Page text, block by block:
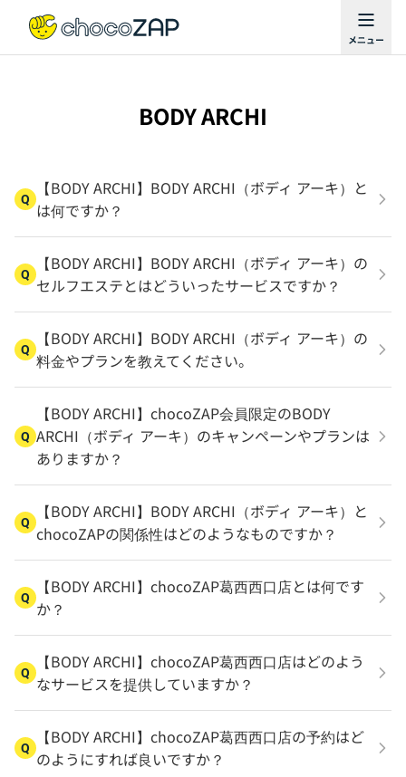
BODY ARCHI
Q
【BODY ARCHI】BODY ARCHI（ボディ アーキ）と
は何ですか？
Q
【BODY ARCHI】BODY ARCHI（ボディ アーキ）の
セルフエステとはどういったサービスですか？
Q
【BODY ARCHI】BODY ARCHI（ボディ アーキ）の
料金やプランを教えてください。
Q
【BODY ARCHI】chocoZAP会員限定のBODY
ARCHI（ボディ アーキ）のキャンペーンやプランは
ありますか？
Q
【BODY ARCHI】BODY ARCHI（ボディ アーキ）と
chocoZAPの関係性はどのようなものですか？
Q
【BODY ARCHI】chocoZAP葛西西口店とは何です
か？
Q
【BODY ARCHI】chocoZAP葛西西口店はどのよう
なサービスを提供していますか？
Q
【BODY ARCHI】chocoZAP葛西西口店の予約はど
のようにすれば良いですか？